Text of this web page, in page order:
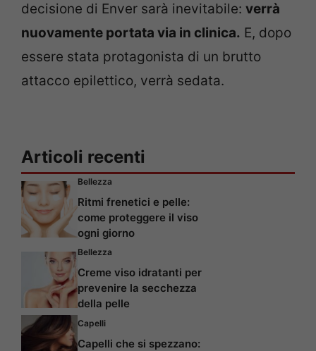
decisione di Enver sarà inevitabile: verrà
nuovamente portata via in clinica. E, dopo
essere stata protagonista di un brutto
attacco epilettico, verrà sedata.
Articoli recenti
Bellezza
Ritmi frenetici e pelle:
come proteggere il viso
ogni giorno
Bellezza
Creme viso idratanti per
prevenire la secchezza
della pelle
Capelli
Capelli che si spezzano: